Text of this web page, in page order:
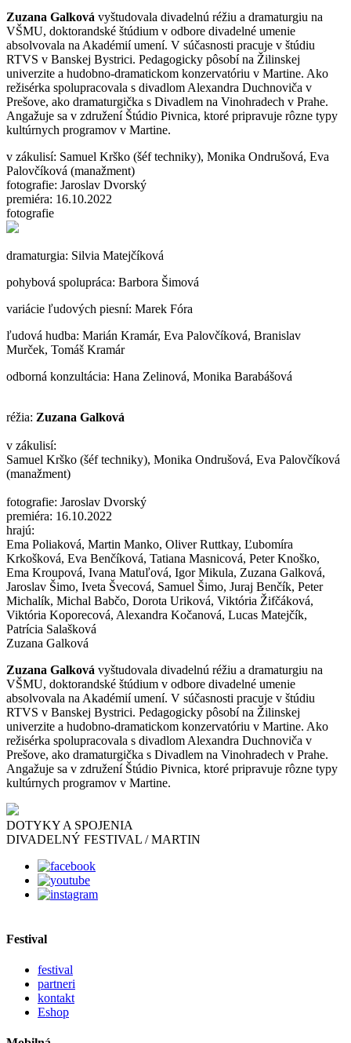
Zuzana Galková vyštudovala divadelnú réžiu a dramaturgiu na
VŠMU, doktorandské štúdium v odbore divadelné umenie
absolvovala na Akadémií umení. V súčasnosti pracuje v štúdiu
RTVS v Banskej Bystrici. Pedagogicky pôsobí na Žilinskej
univerzite a hudobno-dramatickom konzervatóriu v Martine. Ako
režisérka spolupracovala s divadlom Alexandra Duchnoviča v
Prešove, ako dramaturgička s Divadlem na Vinohradech v Prahe.
Angažuje sa v združení Štúdio Pivnica, ktoré pripravuje rôzne typy
kultúrnych programov v Martine.
v zákulisí: Samuel Krško (šéf techniky), Monika Ondrušová, Eva
Palovčíková (manažment)
fotografie: Jaroslav Dvorský
premiéra: 16.10.2022
fotografie
dramaturgia: Silvia Matejčíková
pohybová spolupráca: Barbora Šimová
variácie ľudových piesní: Marek Fóra
ľudová hudba: Marián Kramár, Eva Palovčíková, Branislav
Murček, Tomáš Kramár
odborná konzultácia: Hana Zelinová, Monika Barabášová
réžia: Zuzana Galková
v zákulisí:
Samuel Krško (šéf techniky), Monika Ondrušová, Eva Palovčíková
(manažment)
fotografie: Jaroslav Dvorský
premiéra: 16.10.2022
hrajú:
Ema Poliaková, Martin Manko, Oliver Ruttkay, Ľubomíra
Krkošková, Eva Benčíková, Tatiana Masnicová, Peter Knoško,
Ema Kroupová, Ivana Matuľová, Igor Mikula, Zuzana Galková,
Jaroslav Šimo, Iveta Švecová, Samuel Šimo, Juraj Benčík, Peter
Michalík, Michal Babčo, Dorota Uriková, Viktória Žifčáková,
Viktória Koporecová, Alexandra Kočanová, Lucas Matejčík,
Patrícia Salašková
Zuzana Galková
Zuzana Galková vyštudovala divadelnú réžiu a dramaturgiu na
VŠMU, doktorandské štúdium v odbore divadelné umenie
absolvovala na Akadémií umení. V súčasnosti pracuje v štúdiu
RTVS v Banskej Bystrici. Pedagogicky pôsobí na Žilinskej
univerzite a hudobno-dramatickom konzervatóriu v Martine. Ako
režisérka spolupracovala s divadlom Alexandra Duchnoviča v
Prešove, ako dramaturgička s Divadlem na Vinohradech v Prahe.
Angažuje sa v združení Štúdio Pivnica, ktoré pripravuje rôzne typy
kultúrnych programov v Martine.
DOTYKY A SPOJENIA
DIVADELNÝ FESTIVAL / MARTIN
Festival
festival
partneri
kontakt
Eshop